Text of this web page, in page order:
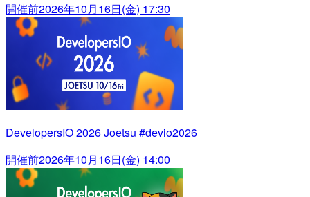
開催前2026年10月16日(金) 17:30
DevelopersIO 2026 Joetsu #devio2026
開催前2026年10月16日(金) 14:00